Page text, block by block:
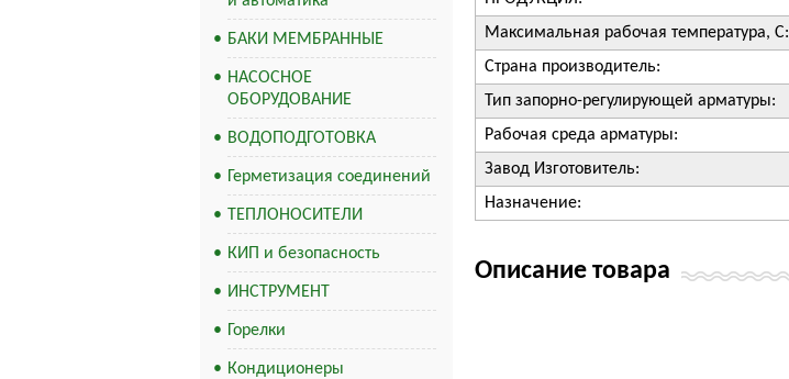
БАКИ МЕМБРАННЫЕ
НАСОСНОЕ
ОБОРУДОВАНИЕ
ВОДОПОДГОТОВКА
Герметизация соединений
ТЕПЛОНОСИТЕЛИ
КИП и безопасность
ИНСТРУМЕНТ
Горелки
Кондиционеры
Максимальная рабочая температура, С:
Страна производитель:
Тип запорно-регулирующей арматуры:
Рабочая среда арматуры:
Завод Изготовитель:
Назначение:
Описание товара